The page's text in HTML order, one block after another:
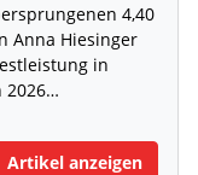
4,40
Anna Hiesinger
in
2026…
Artikel anzeigen